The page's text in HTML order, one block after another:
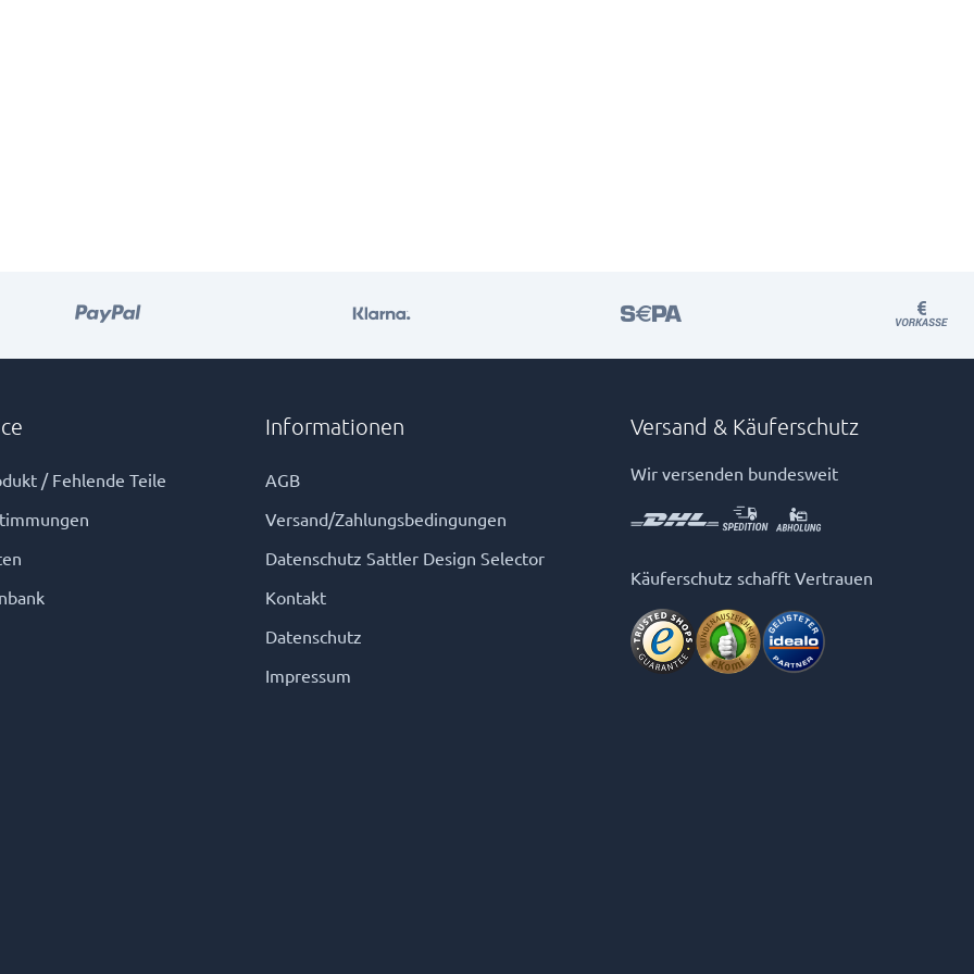
/ Fehlende Teile
Informationen
AGB
Versand/Zahlungsbedingungen
Datenschutz Sattler Design Selector
Kontakt
Datenschutz
Impressum
Versand & Käuferschutz
Wir versenden bundesweit
Käuferschutz schafft Vertrauen